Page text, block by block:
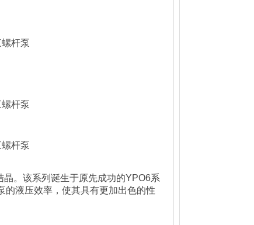
杆泵
杆泵
杆泵
。该系列诞生于原先成功的YPO6系
的液压效率，使其具有更加出色的性